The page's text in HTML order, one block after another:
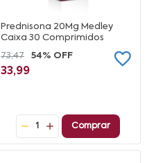
Prednisona 20Mg Medley
Caixa 30 Comprimidos
73,47
54% OFF
33,99
1 Comprar